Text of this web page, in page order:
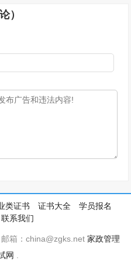
）
类证书 证书大全
学员报名
联系我们
箱：china@zgks.net家政管理
网